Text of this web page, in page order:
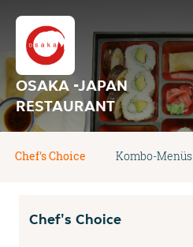
OSAKA -JAPAN
RESTAURANT
Chef's Choice Kombo-Menüs
Chef's Choice